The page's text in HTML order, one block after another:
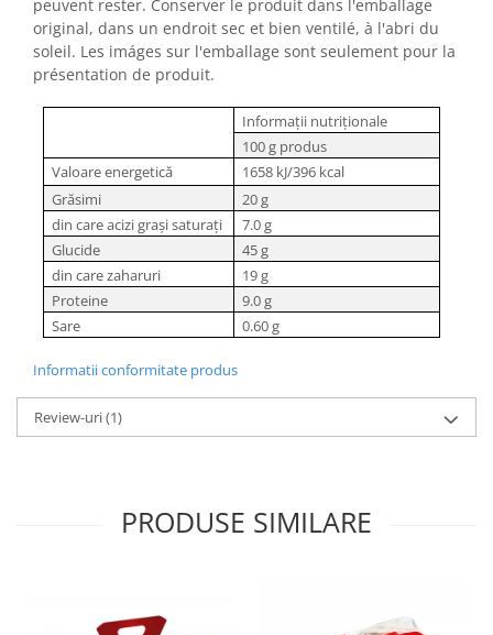
peuvent rester. Conserver le produit dans l'emballage
original, dans un endroit sec et bien ventilé, à l'abri du
soleil. Les imáges sur l'emballage sont seulement pour la
présentation de produit.
Informații nutriționale
100 g produs
Valoare energetică
1658 kJ/396 kcal
Grăsimi
20 g
din care acizi grași saturați
7.0 g
Glucide
45 g
din care zaharuri
19 g
Proteine
9.0 g
Sare
0.60 g
Informatii conformitate produs
Review-uri(1)
PRODUSE SIMILARE